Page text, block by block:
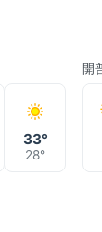
33°
28°
開